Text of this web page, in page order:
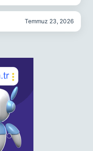
Temmuz 23, 2026